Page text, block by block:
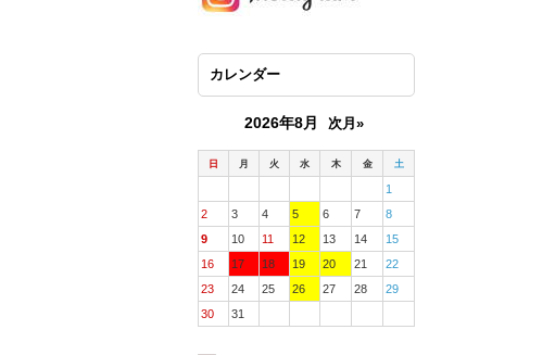
カレンダー
2026年8月 次月»
日 月 火 水 木 金 土
1
2
3 4 5 6 7
8
9
10 11 12 13 14
15
16
17 18 19 20 21
22
23
24 25 26 27 28
29
30
31